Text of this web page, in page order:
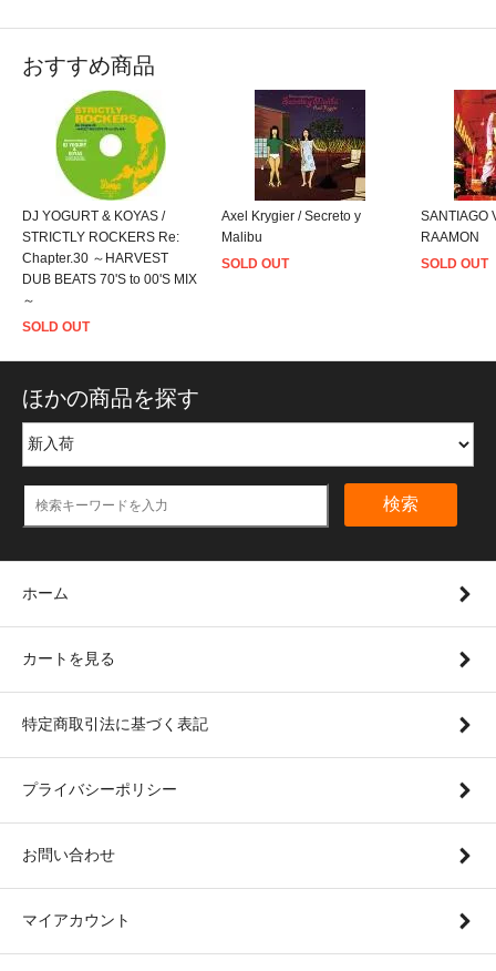
おすすめ商品
DJ YOGURT & KOYAS /
STRICTLY ROCKERS Re:
Chapter.30 ～HARVEST
DUB BEATS 70'S to 00'S MIX
～
SOLD OUT
Axel Krygier / Secreto y
Malibu
SOLD OUT
SANTIAGO
RAAMON
SOLD OUT
ほかの商品を探す
検索
ホーム
カートを見る
特定商取引法に基づく表記
プライバシーポリシー
お問い合わせ
マイアカウント